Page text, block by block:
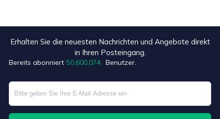
Erhalten Sie die neuesten Nachrichten und Angebote direkt
in Ihren Posteingang.
Bereits abonniert 50,600,077 Benutzer.